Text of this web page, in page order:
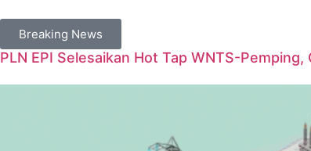
Breaking News
PLN EPI Selesaikan Hot Tap WNTS-